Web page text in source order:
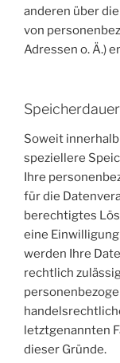
anderen über
von
Adressen o. Ä.)
Speicherdauer
Soweit
speziellere
Ihre
für die
berechtigtes
eine
werden Ihre
rechtlich
letztgenannten
dieser Gründe.